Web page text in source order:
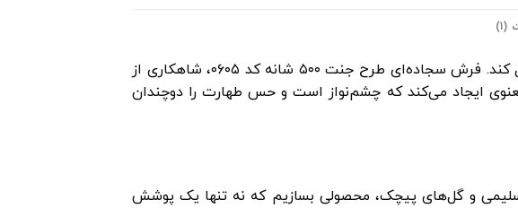
(1)
، انتخابی است که باید همزمان حس آرامش، وقار و زیبایی را منتقل کند. فرش سجاده‌ای طرح جنت ۵۰۰ شانه کد ۰۶۰۵، شاهکاری از
ایجاد می‌کند که چشم‌نواز است و حس طهارت را دوچندان
و گل‌های پیچک، محصولی بسازیم که نه تنها یک پوشش